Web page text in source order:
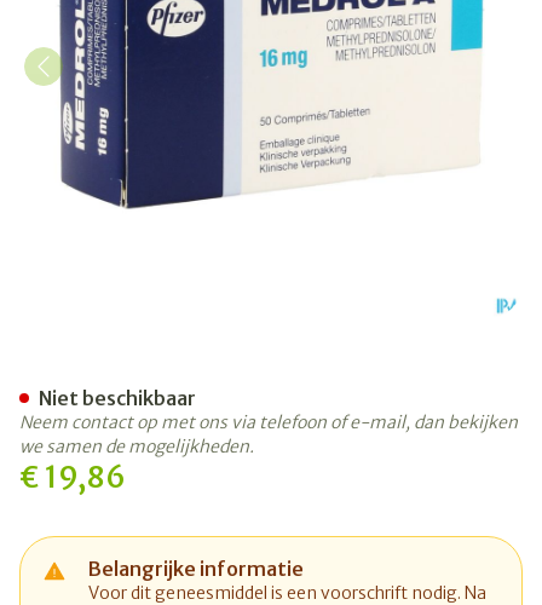
€ 19,86
Belangrijke informatie
Voor dit geneesmiddel is een voorschrift nodig. Na
Niet beschikbaar
Neem contact op met ons via telefoon of e-mail, dan bekijken
we samen de mogelijkheden.